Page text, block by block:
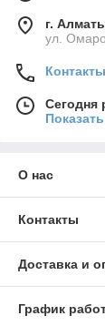
г.
ул.
Контакты
Сегодня
О нас
Контакты
Доставка и
График